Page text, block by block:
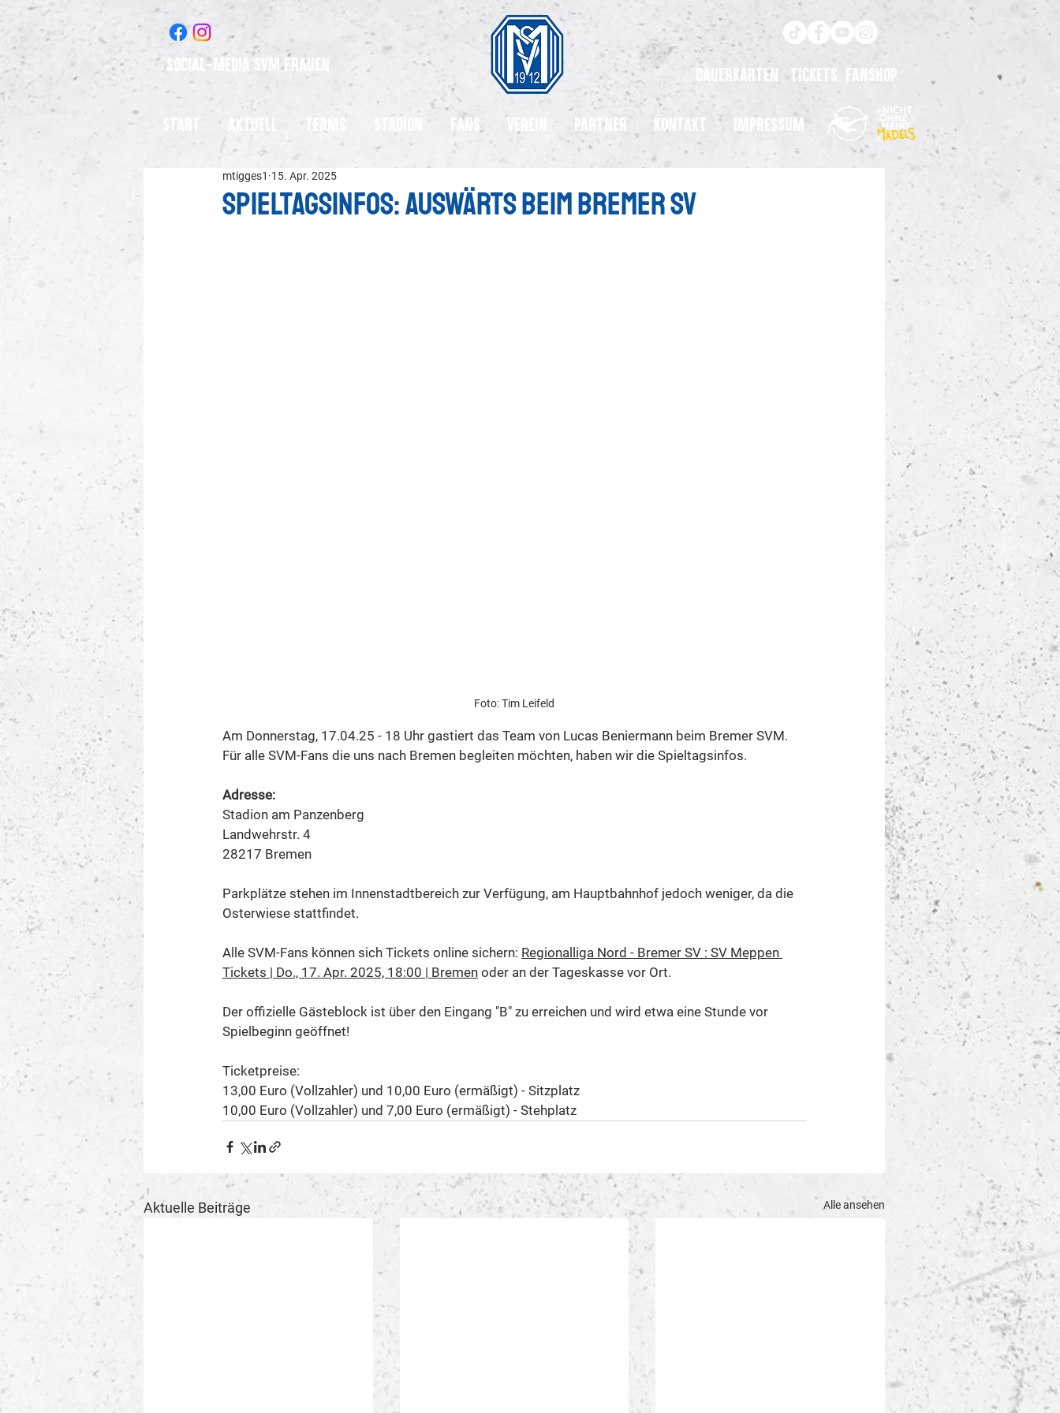
Social-Media SVM Frauen
Start Aktuell Teams Stadion Fans Partner Kontakt Impressum
dauerkarten Tickets Fanshop
Spieltagsinfos: AUswärts beim Bremer SV
mtigges1 15. Apr. 2025
Foto: Tim Leifeld
Am Donnerstag, 17.04.25 - 18 Uhr gastiert das Team von Lucas Beniermann beim Bremer SVM.
Für alle SVM-Fans die uns nach Bremen begleiten möchten, haben wir die Spieltagsinfos.
Adresse:
Stadion am Panzenberg
Landwehrstr. 4
28217 Bremen
Parkplätze stehen im Innenstadtbereich zur Verfügung, am Hauptbahnhof jedoch weniger, da die
Osterwiese stattfindet.
Alle SVM-Fans können sich Tickets online sichern: Regionalliga Nord - Bremer SV : SV Meppen
Tickets | Do., 17. Apr. 2025, 18:00 | Bremen oder an der Tageskasse vor Ort.
Der offizielle Gästeblock ist über den Eingang "B" zu erreichen und wird etwa eine Stunde vor
Spielbeginn geöffnet!
Ticketpreise:
13,00 Euro (Vollzahler) und 10,00 Euro (ermäßigt) - Sitzplatz
10,00 Euro (Vollzahler) und 7,00 Euro (ermäßigt) - Stehplatz
Aktuelle Beiträge Alle ansehen